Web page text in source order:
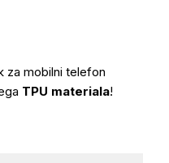
za mobilni telefon
TPU materiala!